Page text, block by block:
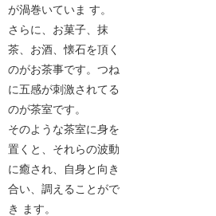
が渦巻いていま す。
さらに、お菓子、抹
茶、お酒、懐石を頂く
のがお茶事です。つね
に五感が刺激されてる
のが茶室です。
そのような茶室に身を
置くと、それらの波動
に癒され、自身と向き
合い、調えることがで
き ます。